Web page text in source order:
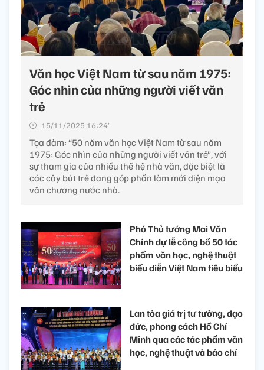
Văn học Việt Nam từ sau năm 1975:
Góc nhìn của những người viết văn
trẻ
15/11/2025 16:24’
Tọa đàm: “50 năm văn học Việt Nam từ sau năm
1975: Góc nhìn của những người viết văn trẻ”, với
sự tham gia của nhiều thế hệ nhà văn, đặc biệt là
các cây bút trẻ đang góp phần làm mới diện mạo
văn chương nước nhà.
Phó Thủ tướng Mai Văn
Chính dự lễ công bố 50 tác
phẩm văn học, nghệ thuật
biểu diễn Việt Nam tiêu biểu
Lan tỏa giá trị tư tưởng, đạo
đức, phong cách Hồ Chí
Minh qua các tác phẩm văn
học, nghệ thuật và báo chí